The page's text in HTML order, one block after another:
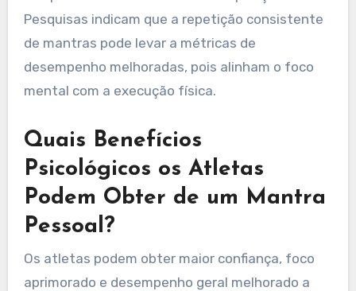
Pesquisas indicam que a repetição consistente
de mantras pode levar a métricas de
desempenho melhoradas, pois alinham o foco
mental com a execução física.
Quais Benefícios
Psicológicos os Atletas
Podem Obter de um Mantra
Pessoal?
Os atletas podem obter maior confiança, foco
aprimorado e desempenho geral melhorado a